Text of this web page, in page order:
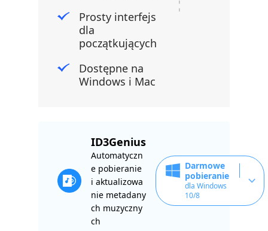
Prosty interfejs
dla
początkujących
Dostępne na
Windows i Mac
ID3Genius
Automatyczn
e pobieranie
i aktualizowa
nie metadany
ch muzyczny
ch
Darmowe
pobieranie
dla Windows
10/8